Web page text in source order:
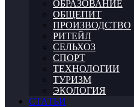
ОБРАЗОВАНИЕ
ОБЩЕПИТ
ПРОИЗВОДСТВО
РИТЕЙЛ
СЕЛЬХОЗ
СПОРТ
ТЕХНОЛОГИИ
ТУРИЗМ
ЭКОЛОГИЯ
СТАТЬИ